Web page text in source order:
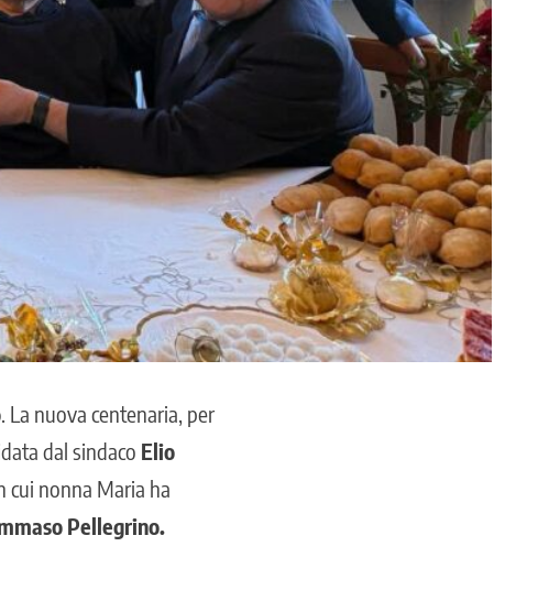
. La nuova centenaria, per
dal sindaco Elio
cui nonna Maria ha
Pellegrino.